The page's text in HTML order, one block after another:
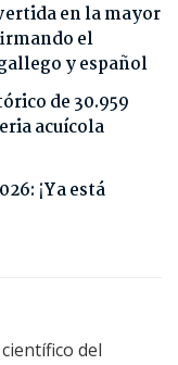
en la mayor
el
y español
de 30.959
acuícola
¡Ya está
del